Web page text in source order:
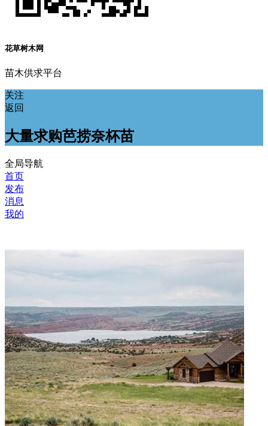
花草树木网
苗木供求平台
关注
返回
大量求购芭捞奈杯苗
全局导航
首页
发布
消息
我的